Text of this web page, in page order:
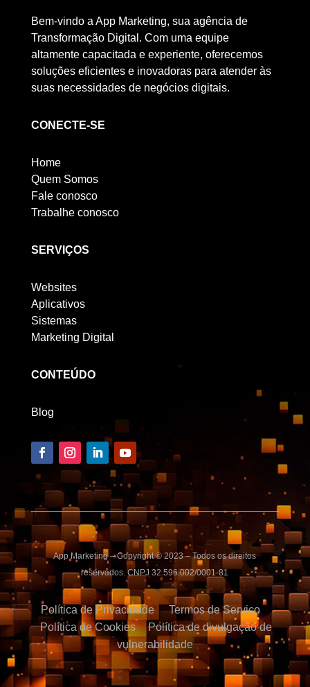
Bem-vindo a App Marketing, sua agência de
Transformação Digital. Com uma equipe
altamente capacitada e experiente, oferecemos
soluções eficientes e inovadoras para atender às
suas necessidades de negócios digitais.
CONECTE-SE
Home
Quem Somos
Fale conosco
Trabalhe conosco
SERVIÇOS
Websites
Aplicativos
Sistemas
Marketing Digital
CONTEÚDO
Blog
App Marketing – Copyright © 2023 – Todos os direitos
reservados. CNPJ 32.596.002/0001-81
Política de Privacidade
Termos de Serviço
Política de Cookies
Política de divulgação de
vulnerabilidade